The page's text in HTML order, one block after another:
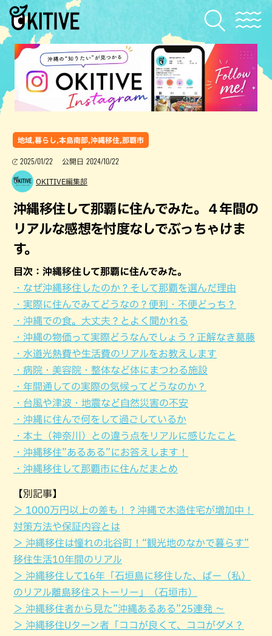
地域,暮らし,本島南部,沖縄移住,那覇市
2025/01/22 公開日 2024/10/22
OKITIVE編集部
沖縄移住して那覇に住んでみた。４年間の
リアルな感想を忖度なしでぶっちゃけま
す。
目次：沖縄移住して那覇に住んでみた。
・なぜ沖縄移住したのか？そして那覇を選んだ理由
・実際に住んでみてどうなの？便利・不便どっち？
・沖縄での食。大丈夫？とよく聞かれる
・沖縄の物価って実際どうなんでしょう？正解なき葛藤
・水道光熱費や生活費のリアルをお教えします
・病院・美容院・整体など体にまつわる施設
・年間通しての実際の気候ってどうなのか？
・台風や津波・地震など自然災害の不安
・沖縄に住んで何をして過ごしているか
・本土（神奈川）との違う点をリアルに感じたこと
・沖縄移住”あるある”にお答えします！
・沖縄移住して那覇市に住んだまとめ
【別記事】
＞ 1000万円以上の差も！？沖縄で木造住宅が増加中！
対策方法や保証内容とは
＞ 沖縄移住は憧れの北谷町！“観光地のなかで暮らす”
移住生活10年間のリアル
＞ 沖縄移住して16年「石垣島に移住した、ばー（私）
のリアル離島移住ストーリー」（石垣市）
＞ 沖縄移住者から見た”沖縄あるある”25連発 ～
＞ 沖縄移住Uターン者「ココが良くて、ココがダメ？